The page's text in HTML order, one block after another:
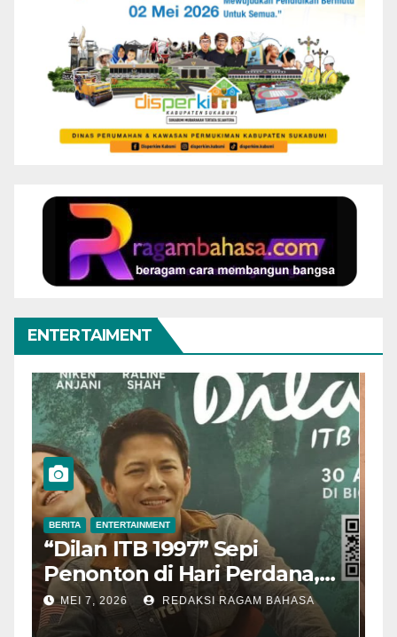
ENTERTAIMENT
BERITA ENTERTAINMENT
“Dilan ITB 1997” Sepi
Penonton di Hari Perdana,
Pengamat Nilai Cerita
Kurang Kuat
MEI 7, 2026 REDAKSI RAGAM BAHASA